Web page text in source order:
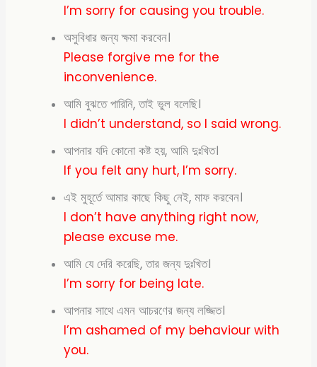
I’m sorry for causing you trouble.
অসুবিধার জন্য ক্ষমা করবেন।
Please forgive me for the
inconvenience.
আমি বুঝতে পারিনি, তাই ভুল বলেছি।
I didn’t understand, so I said wrong.
আপনার যদি কোনো কষ্ট হয়, আমি দুঃখিত।
If you felt any hurt, I’m sorry.
এই মুহূর্তে আমার কাছে কিছু নেই, মাফ করবেন।
I don’t have anything right now,
please excuse me.
আমি যে দেরি করেছি, তার জন্য দুঃখিত।
I’m sorry for being late.
আপনার সাথে এমন আচরণের জন্য লজ্জিত।
I’m ashamed of my behaviour with
you.